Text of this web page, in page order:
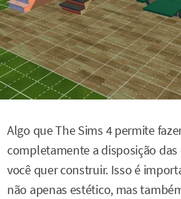
Algo que The Sims 4 permite
completamente a disposição das
você quer construir. Isso é
não apenas estético, mas